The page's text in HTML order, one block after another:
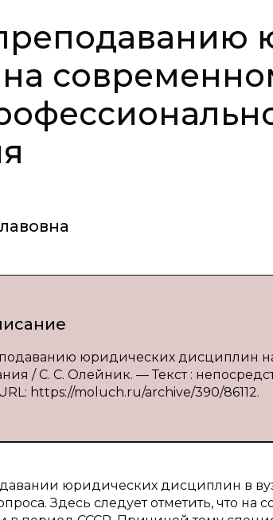
юридических дисциплин
/ С. С. Олейник. — Текст :
https://moluch.ru/archive/390/86112.
юридических дисциплин в
Здесь следует отметить, что на